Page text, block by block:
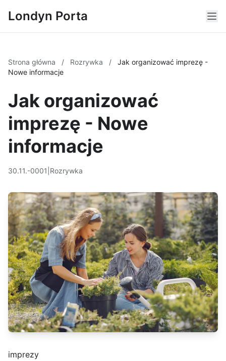
Londyn Porta
Strona główna / Rozrywka /
Jak organizować imprezę -
Nowe informacje
Jak organizować
imprezę - Nowe
informacje
30.11.-0001 Rozrywka
imprezy